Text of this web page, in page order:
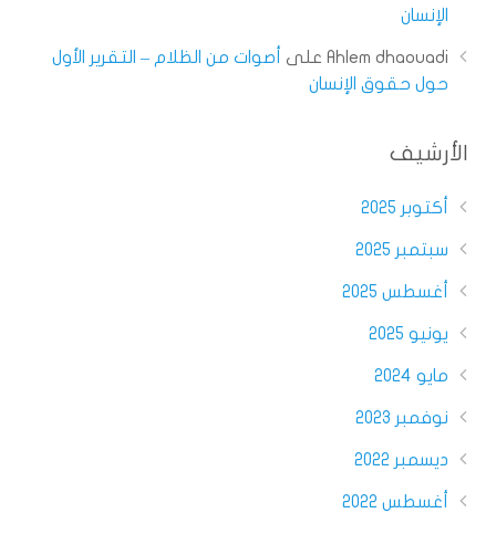
الإنسان
Ahlem dhaouadi على
أصوات من الظلام – التقرير الأول
حول حقوق الإنسان
الأرشيف
أكتوبر 2025
سبتمبر 2025
أغسطس 2025
يونيو 2025
مايو 2024
نوفمبر 2023
ديسمبر 2022
أغسطس 2022